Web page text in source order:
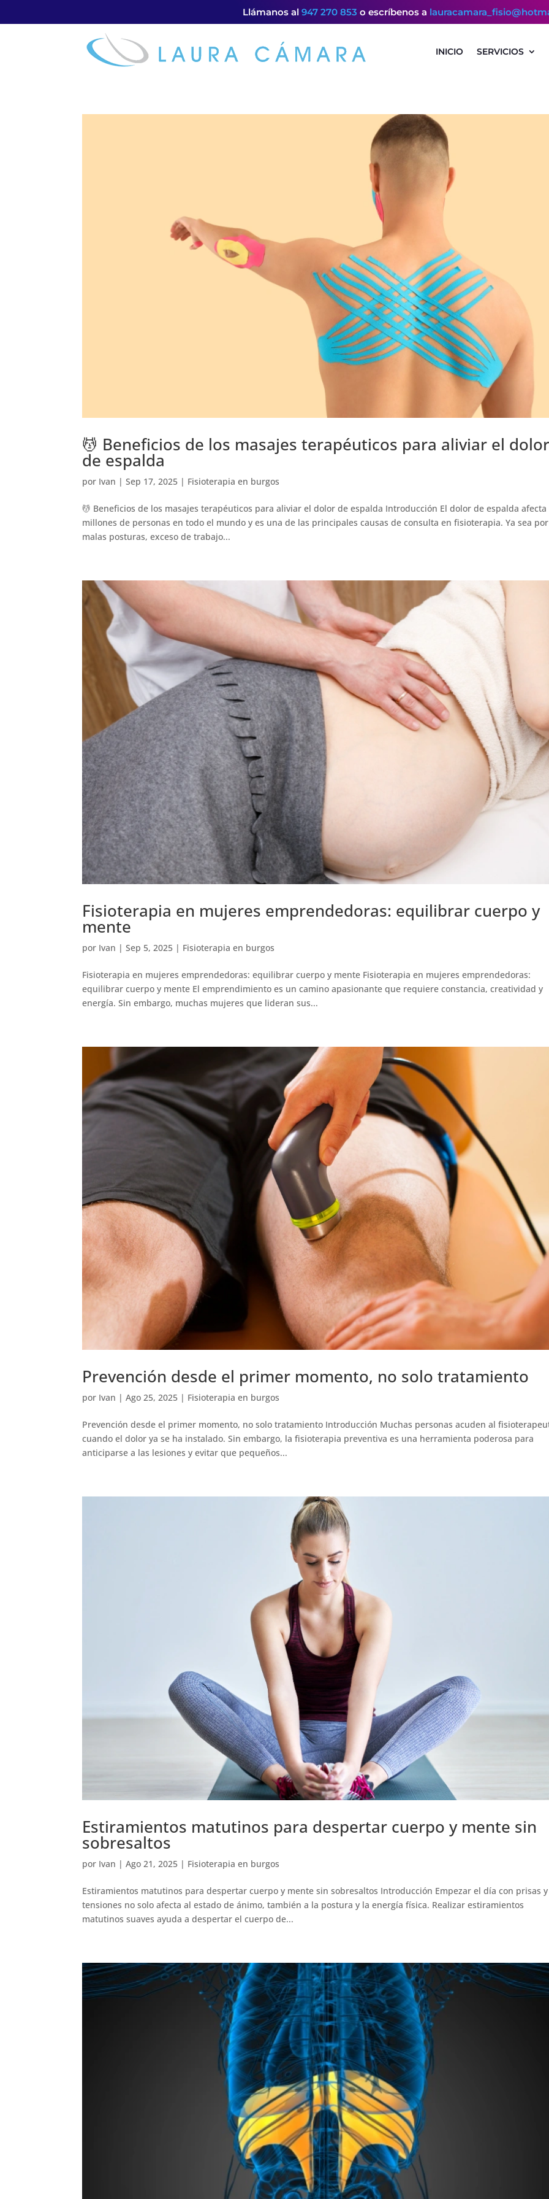
Llámanos al 947 270 853 o escríbenos a
INICIO SERVICIOS
💆 Beneficios de los masajes terapéuticos para aliviar el
de espalda
por Ivan |Sep 17, 2025 | Fisioterapia en burgos
💆 Beneficios de los masajes terapéuticos para aliviar el dolor de espalda Introducción El dolor de espalda afecta
millones de personas en todo el mundo y es una de las principales causas de consulta en fisioterapia. Ya sea por
malas posturas, exceso de trabajo...
Fisioterapia en mujeres emprendedoras: equilibrar cuerpo y
mente
por Ivan |Sep 5, 2025 | Fisioterapia en burgos
Fisioterapia en mujeres emprendedoras: equilibrar cuerpo y mente Fisioterapia en mujeres emprendedoras:
equilibrar cuerpo y mente El emprendimiento es un camino apasionante que requiere constancia, creatividad y
energía. Sin embargo, muchas mujeres que lideran sus...
Prevención desde el primer momento, no solo tratamiento
por Ivan |Ago 25, 2025 | Fisioterapia en burgos
Prevención desde el primer momento, no solo tratamiento Introducción Muchas personas acuden al
cuando el dolor ya se ha instalado. Sin embargo, la fisioterapia preventiva es una herramienta poderosa para
anticiparse a las lesiones y evitar que pequeños...
Estiramientos matutinos para despertar cuerpo y mente sin
sobresaltos
por Ivan |Ago 21, 2025 | Fisioterapia en burgos
Estiramientos matutinos para despertar cuerpo y mente sin sobresaltos Introducción Empezar el día con prisas y
tensiones no solo afecta al estado de ánimo, también a la postura y la energía física. Realizar estiramientos
matutinos suaves ayuda a despertar el cuerpo de...